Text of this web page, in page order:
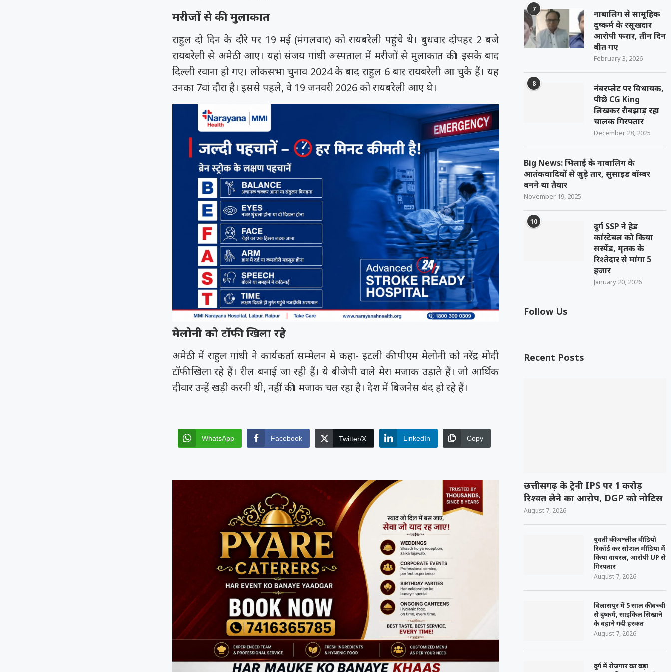
मरीजों से की मुलाकात
राहुल दो दिन के दौरे पर 19 मई (मंगलवार) को रायबरेली पहुंचे थे। बुधवार दोपहर 2 बजे
रायबरेली से अमेठी आए। यहां संजय गांधी अस्पताल में मरीजों से मुलाकात की। इसके बाद
दिल्ली रवाना हो गए। लोकसभा चुनाव 2024 के बाद राहुल 6 बार रायबरेली आ चुके हैं। यह
उनका 7वां दौरा है। इससे पहले, वे 19 जनवरी 2026 को रायबरेली आए थे।
मेलोनी को टॉफी खिला रहे
अमेठी में राहुल गांधी ने कार्यकर्ता सम्मेलन में कहा- इटली की पीएम मेलोनी को नरेंद्र मोदी
टॉफी खिला रहे हैं। रील बनाई जा रही हैं। ये बीजेपी वाले मेरा मजाक उड़ाते हैं। जो आर्थिक
दीवार उन्हें खड़ी करनी थी, नहीं की। मजाक चल रहा है। देश में बिजनेस बंद हो रहे हैं।
WhatsApp Facebook Twitter/X LinkedIn Copy
7
नाबालिग से सामूहिक
दुष्कर्म के रसूखदार
आरोपी फरार, तीन दिन
बीत गए
February 3, 2026
8
नंबरप्लेट पर विधायक,
पीछे CG King
लिखकर रौबझाड़ रहा
चालक गिरफ्तार
December 28, 2025
Big News: भिलाई के नाबालिग के
आतंकवादियों से जुड़े तार, सुसाइड बॉम्बर
बनने था तैयार
November 19, 2025
10
दुर्ग SSP ने हेड
कांस्टेबल को किया
सस्पेंड, मृतक के
रिश्तेदार से मांगा 5
हजार
January 20, 2026
Follow Us
Recent Posts
छत्तीसगढ़ के ट्रेनी IPS पर 1 करोड़
रिश्वत लेने का आरोप, DGP को नोटिस
August 7, 2026
युवती की अश्लील वीडियो
रिकॉर्ड कर सोशल मीडिया में
किया वायरल, आरोपी UP से
गिरफ्तार
August 7, 2026
बिलासपुर में 5 साल की बच्ची
से दुष्कर्म, साइकिल सिखाने
के बहाने गंदी हरकत
August 7, 2026
दुर्ग में रोजगार का बड़ा